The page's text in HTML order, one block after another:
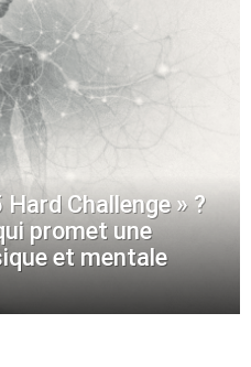
Hard Challenge » ?
promet une
et mentale